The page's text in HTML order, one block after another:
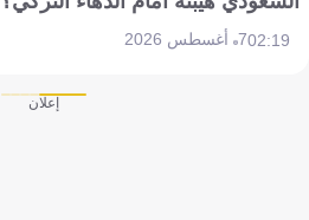
02:197 أغسطس 2026
إعلان